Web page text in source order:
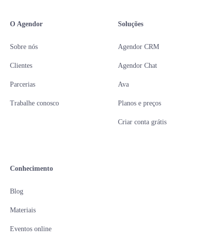
O Agendor
Sobre nós
Clientes
Parcerias
Trabalhe conosco
Soluções
Agendor CRM
Agendor Chat
Ava
Planos e preços
Criar conta grátis
Conhecimento
Blog
Materiais
Eventos online